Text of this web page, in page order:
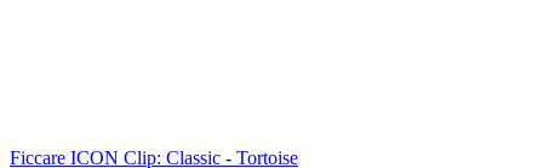
Ficcare ICON Clip: Classic - Tortoise